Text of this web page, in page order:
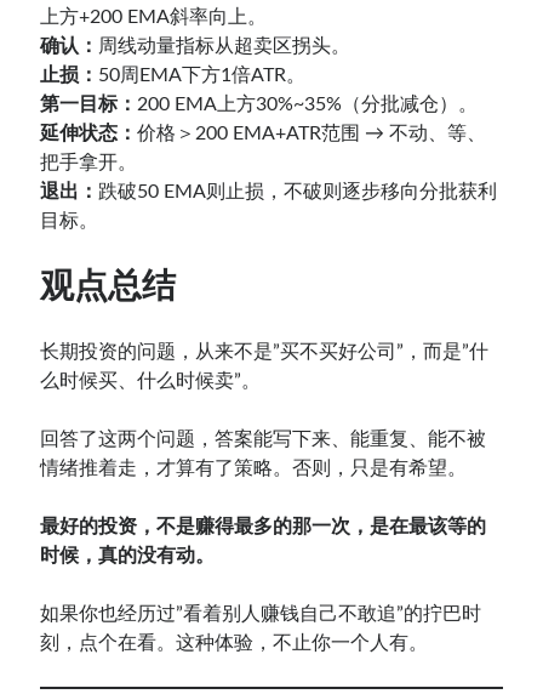
上方+200 EMA斜率向上。
确认： 周线动量指标从超卖区拐头。
止损： 50周EMA下方1倍ATR。
第一目标： 200 EMA上方30%~35%（分批减仓）。
延伸状态：价格＞200 EMA+ATR范围 → 不动、等、
把手拿开。
退出： 跌破50 EMA则止损，不破则逐步移向分批获利
目标。
观点总结
长期投资的问题，从来不是”买不买好公司”，而是”什
么时候买、什么时候卖”。
回答了这两个问题，答案能写下来、能重复、能不被
情绪推着走，才算有了策略。否则，只是有希望。
最好的投资，不是赚得最多的那一次，是在最该等的
时候，真的没有动。
如果你也经历过”看着别人赚钱自己不敢追”的拧巴时
刻，点个在看。这种体验，不止你一个人有。